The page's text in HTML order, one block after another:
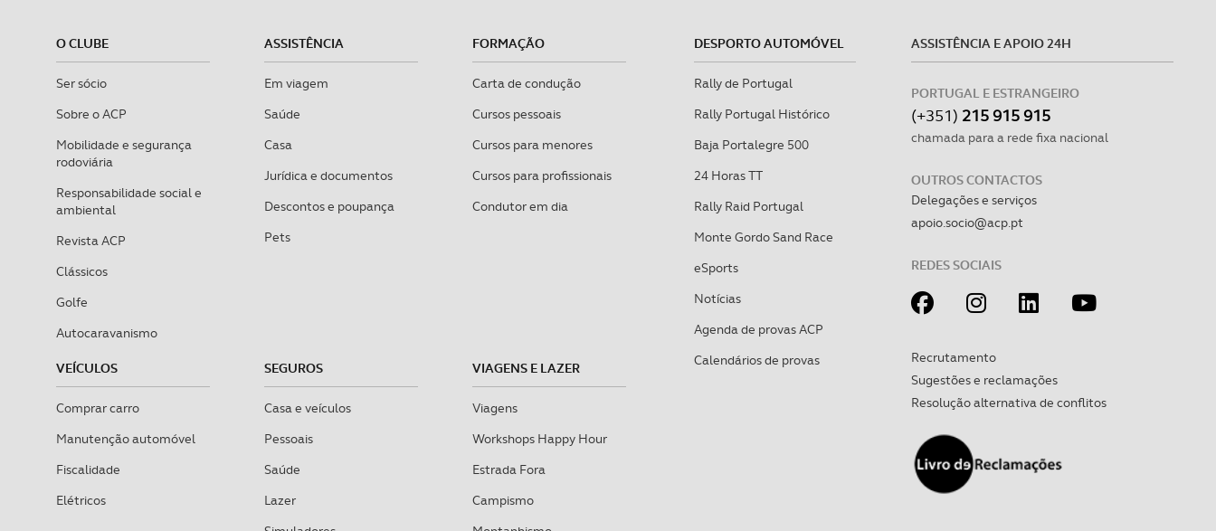
O CLUBE
Ser sócio
Sobre o ACP
Mobilidade e segurança
rodoviária
Responsabilidade social e
ambiental
Revista ACP
Clássicos
Golfe
Autocaravanismo
ASSISTÊNCIA
Em viagem
Saúde
Casa
Jurídica e documentos
Descontos e poupança
Pets
FORMAÇÃO
Carta de condução
Cursos pessoais
Cursos para menores
Cursos para profissionais
Condutor em dia
VEÍCULOS
Comprar carro
Manutenção automóvel
Fiscalidade
Elétricos
SEGUROS
Casa e veículos
Pessoais
Saúde
Lazer
VIAGENS E LAZER
Viagens
Workshops Happy Hour
Estrada Fora
Campismo
DESPORTO AUTOMÓVEL
Rally de Portugal
Rally Portugal Histórico
Baja Portalegre 500
24 Horas TT
Rally Raid Portugal
Monte Gordo Sand Race
eSports
Notícias
Agenda de provas ACP
Calendários de provas
ASSISTÊNCIA E APOIO 24H
PORTUGAL E ESTRANGEIRO
(+351) 215 915 915
chamada para a rede fixa nacional
OUTROS CONTACTOS
Delegações e serviços
apoio.socio@acp.pt
REDES SOCIAIS
Recrutamento
Sugestões e reclamações
Resolução alternativa de conflitos